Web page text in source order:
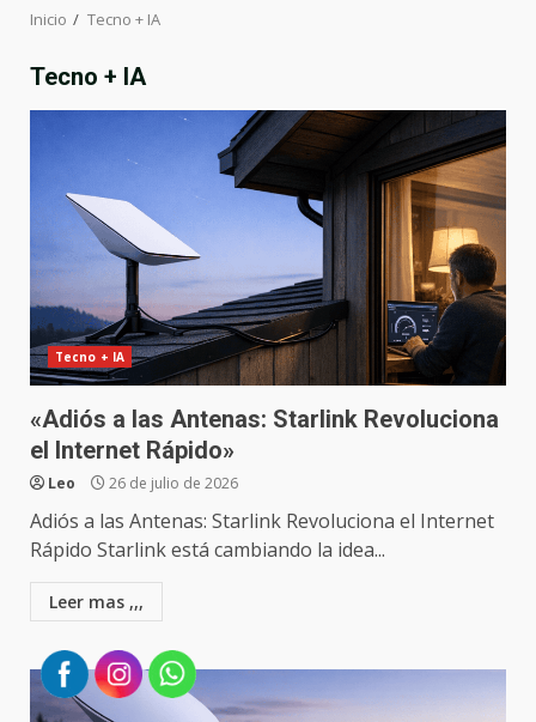
Inicio Tecno + IA
Tecno + IA
Tecno + IA
«Adiós a las Antenas: Starlink Revoluciona
el Internet Rápido»
Leo 26 de julio de 2026
Adiós a las Antenas: Starlink Revoluciona el Internet
Rápido Starlink está cambiando la idea...
Leer mas ,,,